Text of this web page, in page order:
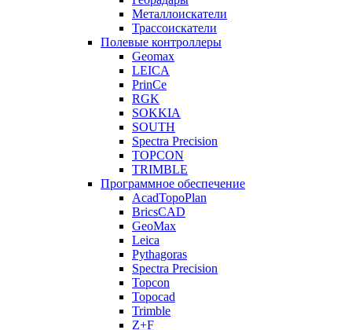
Металлоискатели
Трассоискатели
Полевые контроллеры
Geomax
LEICA
PrinCe
RGK
SOKKIA
SOUTH
Spectra Precision
TOPCON
TRIMBLE
Программное обеспечение
AcadTopoPlan
BricsCAD
GeoMax
Leica
Pythagoras
Spectra Precision
Topcon
Topocad
Trimble
Z+F